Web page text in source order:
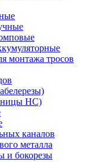
монтажа тросов
НС)
каналов
металла
и бокорезы